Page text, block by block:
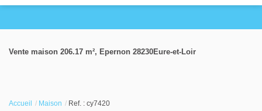
Vendre
Vente maison 206.17 m², Epernon 28230Eure-et-Loir
Accueil Maison Ref. : cy7420